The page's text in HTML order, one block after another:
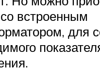
встроенным
для